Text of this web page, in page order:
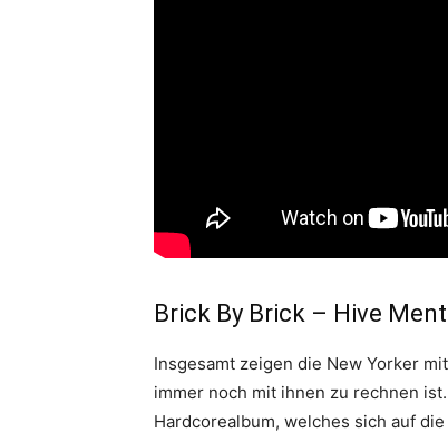
Brick By Brick – Hive
Insgesamt zeigen die New Yorker
immer noch mit ihnen zu rechnen
Hardcorealbum, welches sich auf